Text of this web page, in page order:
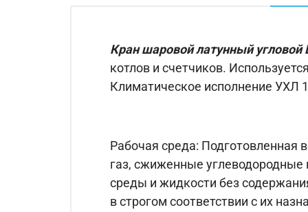
Кран шаровой латунный угловой
котлов и счетчиков.
Климатическое исполнение УХЛ
Рабочая среда: Подготовленная
газ, сжиженные углеводородные
среды и жидкости без
в строгом соответствии с их